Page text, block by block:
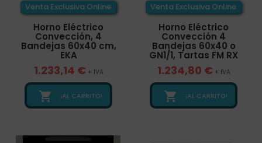
Venta Exclusiva Online
Horno Eléctrico
Convección, 4
Bandejas 60x40 cm,
EKA
1.233,14 € + IVA
 ¡AL CARRITO!
Venta Exclusiva Online
Horno Eléctrico
Convección 4
Bandejas 60x40 o
GN1/1, Tartas FM RX
1.234,80 € + IVA
 ¡AL CARRITO!